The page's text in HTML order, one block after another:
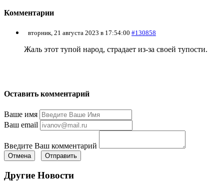
Комментарии
вторник, 21 августа 2023 в 17:54:00 #130858
Жаль этот тупой народ, страдает из-за своей тупости.
Оставить комментарий
Ваше имя
Ваш email
Введите Ваш комментарий
Отмена Отправить
Другие Новости